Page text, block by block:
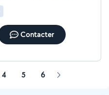
Contacter
4 5 6 Page